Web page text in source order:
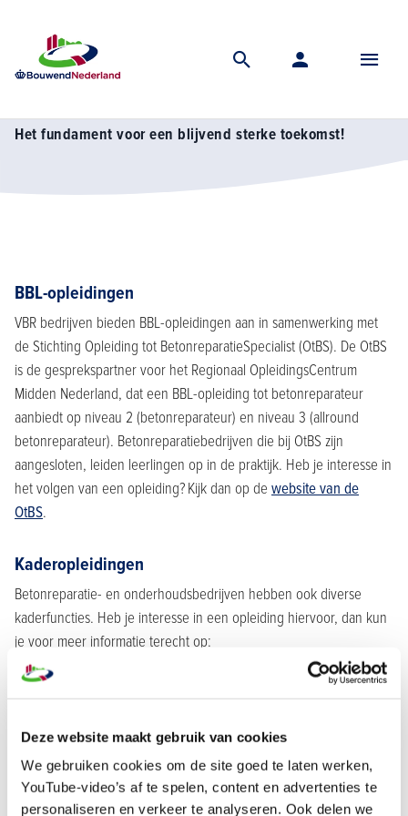
Deze website maakt gebruik van cookies
We gebruiken cookies om de site goed te laten werken,
YouTube-video’s af te spelen, content en advertenties te
personaliseren en verkeer te analyseren. Ook delen we
Vereniging
Het fundament voor een blijvend sterke toekomst!
BBL-opleidingen
VBR bedrijven bieden BBL-opleidingen aan in samenwerking met
de Stichting Opleiding tot BetonreparatieSpecialist (OtBS). De OtBS
is de gesprekspartner voor het Regionaal OpleidingsCentrum
Midden Nederland, dat een BBL-opleiding tot betonreparateur
aanbiedt op niveau 2 (betonreparateur) en niveau 3 (allround
betonreparateur). Betonreparatiebedrijven die bij OtBS zijn
aangesloten, leiden leerlingen op in de praktijk. Heb je interesse in
het volgen van een opleiding? Kijk dan op de website van de
OtBS.
Kaderopleidingen
Betonreparatie- en onderhoudsbedrijven hebben ook diverse
kaderfuncties. Heb je interesse in een opleiding hiervoor, dan kun
je voor meer informatie terecht op:
www.betonvereniging.nl/opleidingen-en-cursussen
Ieder VBR-lidbedrijf is gecertificeerd volgens de
BeoordelingsRichtinglijn 3201 betonreparatie. Die stelt onder meer
eisen aan opleiding en nascholing van medewerkers. De VBR